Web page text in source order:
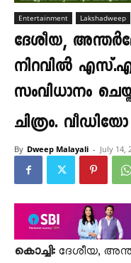
Entertainment Lakshadweep
ദേശീയ,
നിറവിൽ
സംവിധാനം
ചിത്രം.
By Dweep Malayali - July 14,
കൊച്ചി:ദേശീയ,